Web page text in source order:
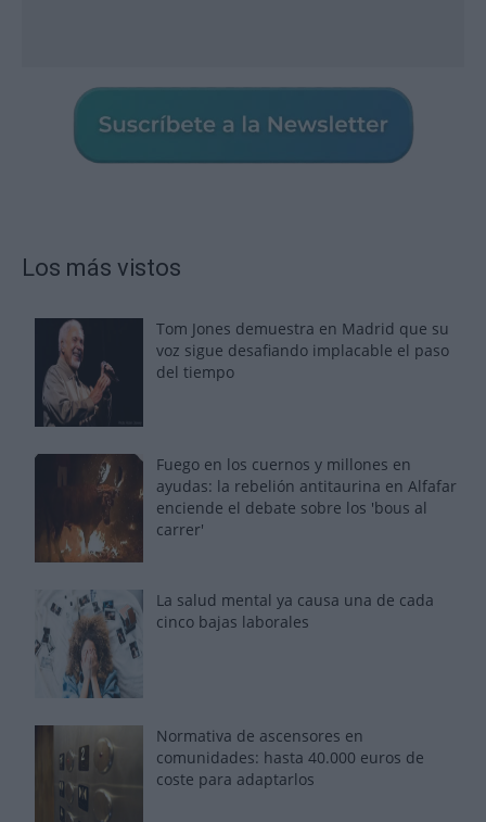
Los más vistos
Tom Jones demuestra en Madrid que su
voz sigue desafiando implacable el paso
del tiempo
Fuego en los cuernos y millones en
ayudas: la rebelión antitaurina en Alfafar
enciende el debate sobre los 'bous al
carrer'
La salud mental ya causa una de cada
cinco bajas laborales
Normativa de ascensores en
comunidades: hasta 40.000 euros de
coste para adaptarlos